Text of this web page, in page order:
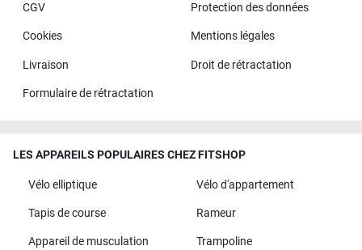
CGV Protection des données
Cookies Mentions légales
Livraison Droit de rétractation
Formulaire de rétractation
LES APPAREILS POPULAIRES CHEZ FITSHOP
Vélo elliptique Vélo d'appartement
Tapis de course Rameur
Appareil de musculation Trampoline